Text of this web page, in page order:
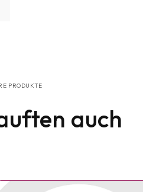
PRODUKTE
auch